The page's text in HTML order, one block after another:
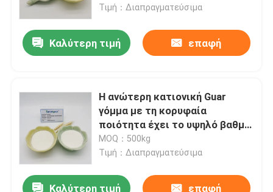
περιποίηση των μαλλιών
Τιμή：Διαπραγματεύσιμα
Καλύτερη τιμή επαφή
Η ανώτερη κατιονική Guar
γόμμα με τη κορυφαία
ποιότητα έχει το υψηλό βαθμό
της αντικατάστασης και την
υψηλή διαφάνεια για την
MOQ：500kg
Τιμή：Διαπραγματεύσιμα
Καλύτερη τιμή επαφή